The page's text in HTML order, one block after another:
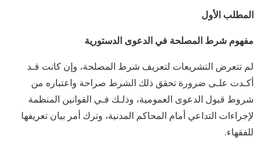
المطلب الأول
مفهوم شرط المصلحة في الدعوى الدستورية
لم تتعرض التشريعات لتعريف شرط المصلحة، وإن كانت قـد
أكـدت علـى ضرورة تحقق ذلك الشرط صراحة واعتباره من
شروط قبول الدعوى العمومية، وذلـك فـي القوانين المنظمة
لإجراءات التداعي أمام المحاكم المدنية، وترك أمر بيان تعريفها
للفقهاء.